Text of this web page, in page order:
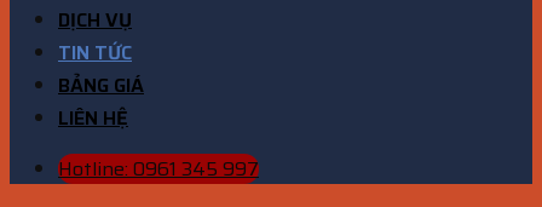
DỊCH VỤ
TIN TỨC
BẢNG GIÁ
LIÊN HỆ
Hotline: 0961 345 997